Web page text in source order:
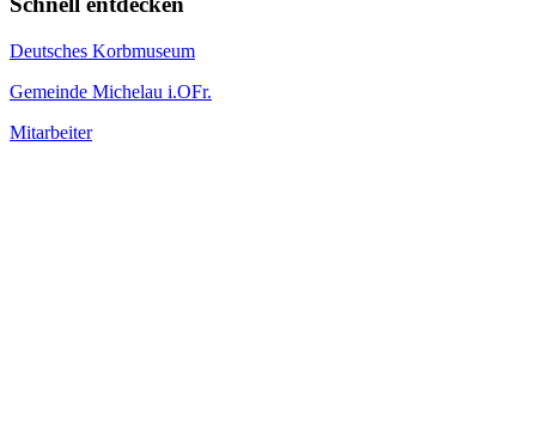
Deutsches Korbmuseum
Gemeinde Michelau i.OFr.
Mitarbeiter